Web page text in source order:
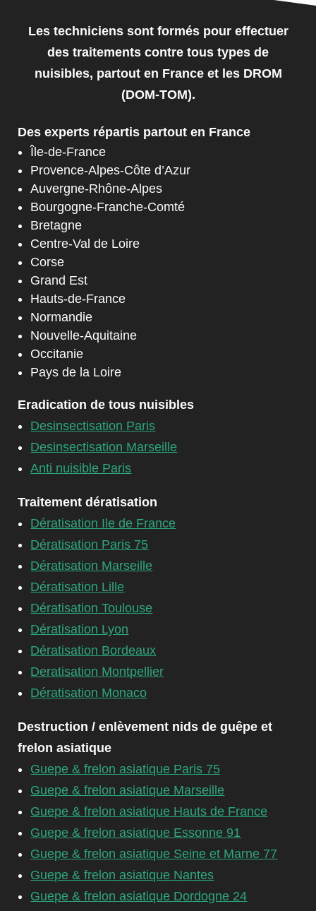
Les techniciens sont formés pour effectuer
des traitements contre tous types de
nuisibles, partout en France et les DROM
(DOM-TOM).
Des experts répartis partout en France
Île-de-France
Provence-Alpes-Côte d’Azur
Auvergne-Rhône-Alpes
Bourgogne-Franche-Comté
Bretagne
Centre-Val de Loire
Corse
Grand Est
Hauts-de-France
Normandie
Nouvelle-Aquitaine
Occitanie
Pays de la Loire
Eradication de tous nuisibles
Desinsectisation Paris
Desinsectisation Marseille
Anti nuisible Paris
Traitement dératisation
Dératisation Ile de France
Dératisation Paris 75
Dératisation Marseille
Dératisation Lille
Dératisation Toulouse
Dératisation Lyon
Dératisation Bordeaux
Deratisation Montpellier
Dératisation Monaco
Destruction / enlèvement nids de guêpe et
frelon asiatique
Guepe & frelon asiatique Paris 75
Guepe & frelon asiatique Marseille
Guepe & frelon asiatique Hauts de France
Guepe & frelon asiatique Essonne 91
Guepe & frelon asiatique Seine et Marne 77
Guepe & frelon asiatique Nantes
Guepe & frelon asiatique Dordogne 24